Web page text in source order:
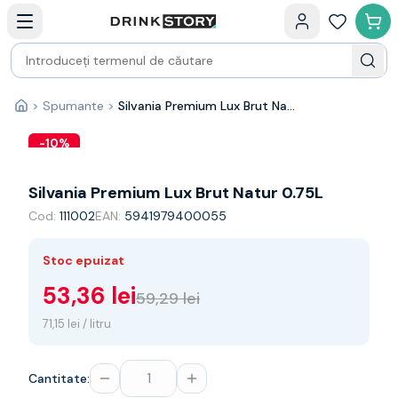
Bauturi fine — selectie
Produse Noi
Cosuri cadou
Pachete & Cadouri
Vin
Tamaioasa
Franta
Spania
Australia
Germania
Noua Zeelanda
Prosecco
Acasă
> Spumante > Silvania Premium Lux Brut Natur 0.75L
-10%
Silvania Premium Lux Brut Natur 0.75L
Cod: 111002EAN: 5941979400055
Stoc epuizat
53,36 lei59,29 lei
71,15 lei / litru
Cantitate: